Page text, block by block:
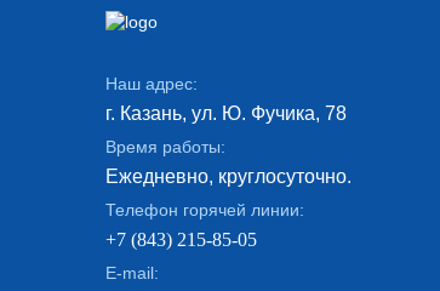
Наш адрес:
г. Казань, ул. Ю. Фучика, 78
Время работы:
Ежедневно, круглосуточно.
Телефон горячей линии:
+7 (843) 215-85-05
E-mail: